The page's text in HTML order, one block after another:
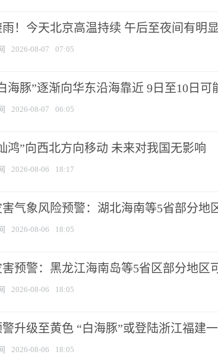
雨！今天北京高温持续 午后至夜间有明
2026-08-07 07:05
海豚”逐渐向华东沿海靠近 9日至10日可
2026-08-07 06:05
鸿”向西北方向移动 未来对我国无影响
2026-08-06 18:17
气象风险预警：湖北海南等5省部分地
2026-08-06 18:05
害预警：黑龙江海南岛等5省区部分地区
2026-08-06 18:05
升级至黄色 “白海豚”或登陆浙江福建
2026-08-06 18:05